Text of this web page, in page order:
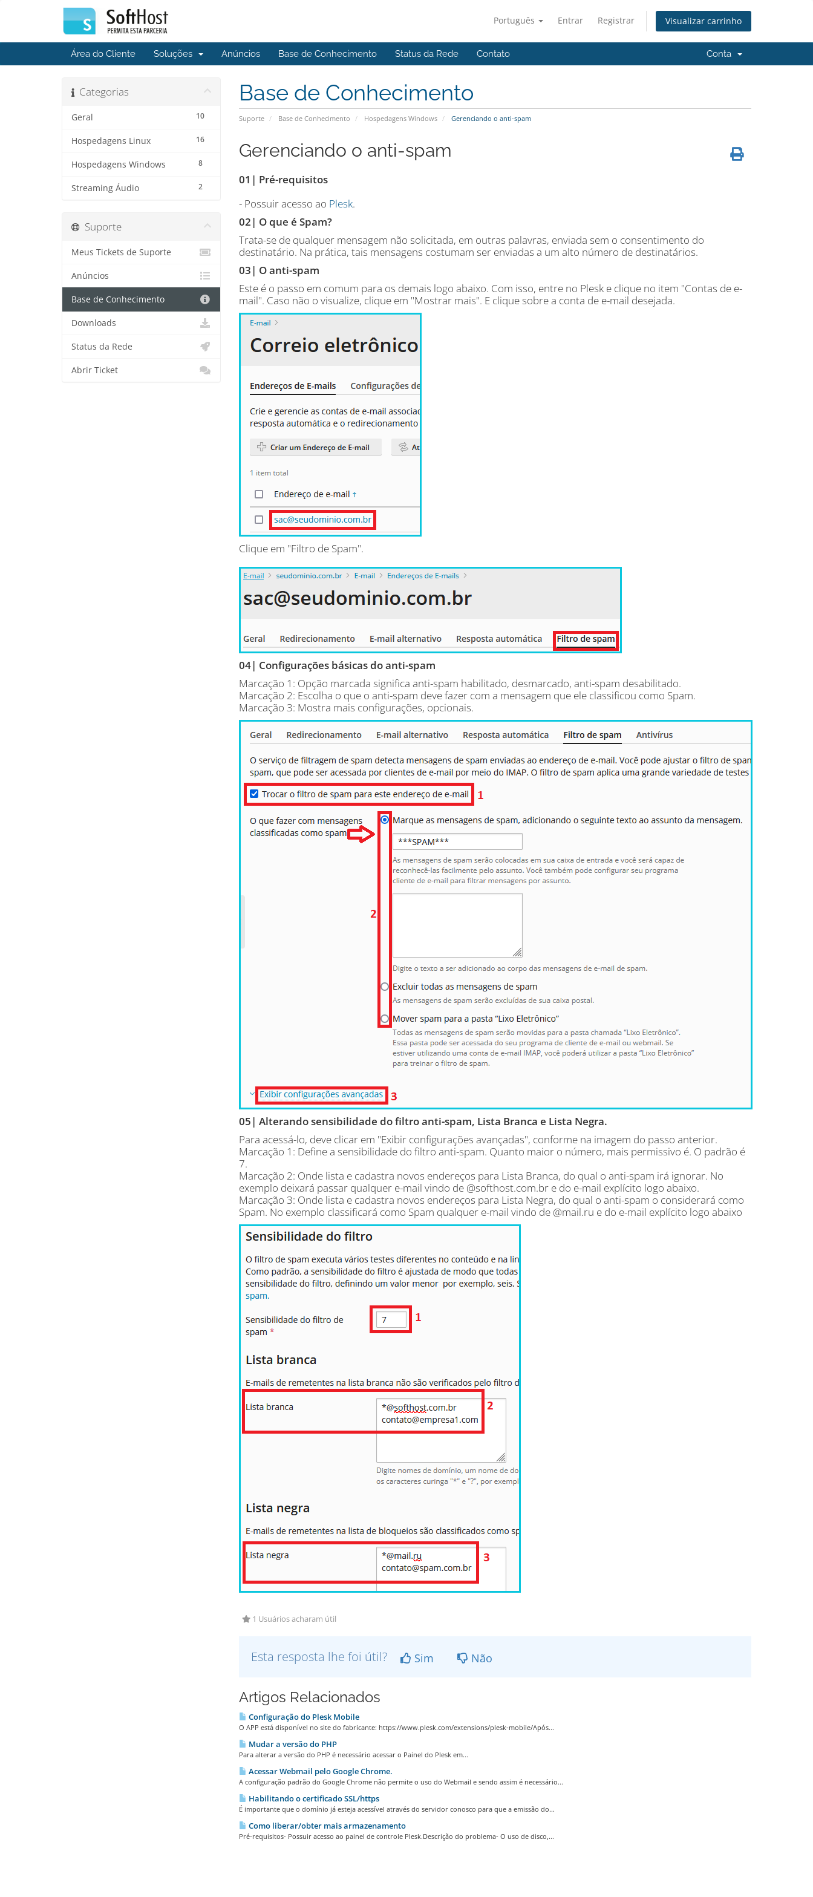
Português Entrar Registrar Visualizar carrinho
Área do Cliente Soluções Anúncios Base de Conhecimento Status da Rede Contato Conta
Base de Conhecimento
Suporte Base de Conhecimento Hospedagens Windows Gerenciando o anti-spam
Categorias
10
Geral
16
Hospedagens Linux
8
Hospedagens Windows
2
Streaming Áudio
Gerenciando o anti-spam
01| Pré-requisitos
- Possuir acesso ao Plesk.
02| O que é Spam?
Trata-se de qualquer mensagem não solicitada, em outras palavras, enviada sem o consentimento do
destinatário. Na prática, tais mensagens costumam ser enviadas a um alto número de destinatários.
03| O anti-spam
Este é o passo em comum para os demais logo abaixo. Com isso, entre no Plesk e clique no item "Contas de e-
mail". Caso não o visualize, clique em "Mostrar mais". E clique sobre a conta de e-mail desejada.
Clique em "Filtro de Spam".
04| Configurações básicas do anti-spam
Marcação 1: Opção marcada significa anti-spam habilitado, desmarcado, anti-spam desabilitado.
Marcação 2: Escolha o que o anti-spam deve fazer com a mensagem que ele classificou como Spam.
Marcação 3: Mostra mais configurações, opcionais.
05| Alterando sensibilidade do filtro anti-spam, Lista Branca e Lista Negra.
Para acessá-lo, deve clicar em "Exibir configurações avançadas", conforme na imagem do passo anterior.
Marcação 1: Define a sensibilidade do filtro anti-spam. Quanto maior o número, mais permissivo é. O padrão é
7.
Marcação 2: Onde lista e cadastra novos endereços para Lista Branca, do qual o anti-spam irá ignorar. No
exemplo deixará passar qualquer e-mail vindo de @softhost.com.br e do e-mail explícito logo abaixo.
Marcação 3: Onde lista e cadastra novos endereços para Lista Negra, do qual o anti-spam o considerará como
Spam. No exemplo classificará como Spam qualquer e-mail vindo de @mail.ru e do e-mail explícito logo abaixo
1 Usuários acharam útil
Esta resposta lhe foi útil? Sim Não
Artigos Relacionados
Configuração do Plesk Mobile
O APP está disponível no site do fabricante: https://www.plesk.com/extensions/plesk-mobile/Após...
Mudar a versão do PHP
Para alterar a versão do PHP é necessário acessar o Painel do Plesk em...
Acessar Webmail pelo Google Chrome.
A configuração padrão do Google Chrome não permite o uso do Webmail e sendo assim é necessário...
Habilitando o certificado SSL/https
É importante que o domínio já esteja acessível através do servidor conosco para que a emissão do...
Como liberar/obter mais armazenamento
Pré-requisitos- Possuir acesso ao painel de controle Plesk.Descrição do problema- O uso de disco,...
Suporte
Meus Tickets de Suporte
Anúncios
Base de Conhecimento
Downloads
Status da Rede
Abrir Ticket